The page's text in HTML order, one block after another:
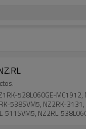
528L060GE-
538SVM5, NZ2RK-
NZ2RL-